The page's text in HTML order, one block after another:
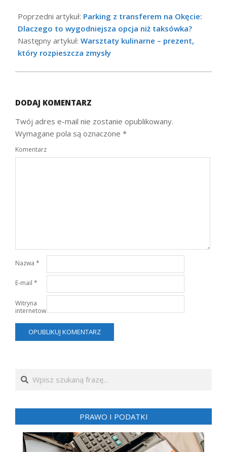
03-
25
Poprzedni artykuł: Parking z transferem na Okęcie:
Dlaczego to wygodniejsza opcja niż taksówka?
Następny artykuł: Warsztaty kulinarne – prezent,
który rozpieszcza zmysły
DODAJ KOMENTARZ
Twój adres e-mail nie zostanie opublikowany.
Wymagane pola są oznaczone *
Komentarz
Nazwa *
E-mail *
Witryna
internetowa
Search
PRAWO I PODATKI